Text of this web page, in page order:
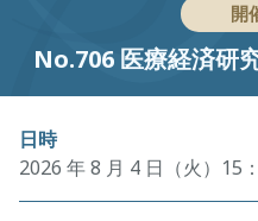
開
No.706 医療経済研
日時
2026 年 8 月 4 日（火）15